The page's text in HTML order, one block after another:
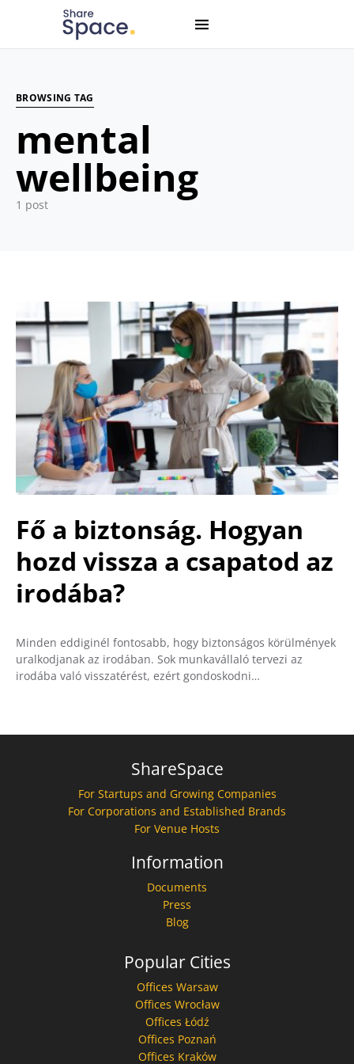
Search for:
When autocomplete results are available use up and
BROWSING TAG
mental
wellbeing
1 post
Fő a biztonság. Hogyan
hozd vissza a csapatod az
irodába?
Minden eddiginél fontosabb, hogy biztonságos körülmények
uralkodjanak az irodában. Sok munkavállaló tervezi az
irodába való visszatérést, ezért gondoskodni…
ShareSpace
For Startups and Growing Companies
For Corporations and Established Brands
For Venue Hosts
Popular Cities
Offices Warsaw
Offices Wrocław
Offices Łódź
Offices Poznań
Offices Kraków
Information
Documents
Press
Blog